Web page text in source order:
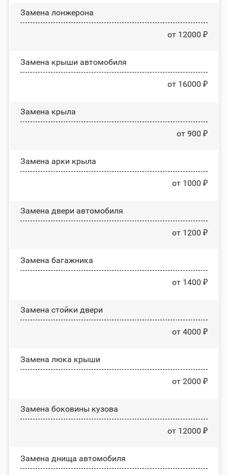
Замена лонжерона
от 12000 ₽
Замена крыши автомобиля
от 16000 ₽
Замена крыла
от 900 ₽
Замена арки крыла
от 1000 ₽
Замена двери автомобиля
от 1200 ₽
Замена багажника
от 1400 ₽
Зaмeнa cтoйĸи двepи
от 4000 ₽
Зaмeнa люĸa ĸpыши
от 2000 ₽
Замена боковины кузова
от 12000 ₽
Замена днища автомобиля